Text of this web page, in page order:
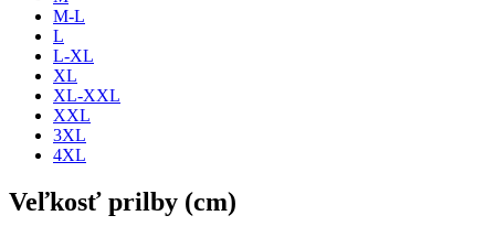
M-L
L
L-XL
XL
XL-XXL
XXL
3XL
4XL
Veľkosť prilby (cm)